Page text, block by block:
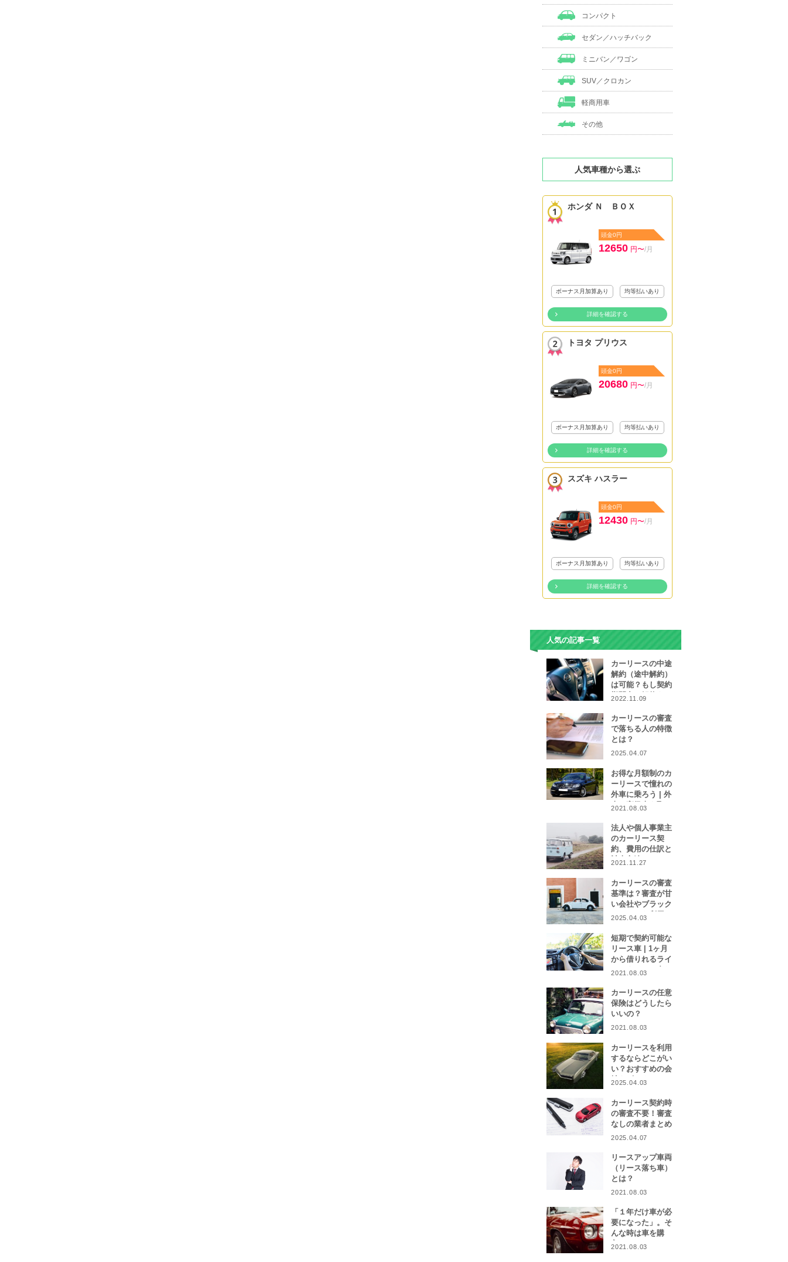
コンパクト
セダン／ハッチバック
ミニバン／ワゴン
SUV／クロカン
軽商用車
その他
人気車種から選ぶ
ホンダ Ｎ ＢＯＸ
頭金0円
12650 円〜/月
ボーナス月加算あり 均等払いあり
詳細を確認する
トヨタ プリウス
頭金0円
20680 円〜/月
ボーナス月加算あり 均等払いあり
詳細を確認する
スズキ ハスラー
頭金0円
12430 円〜/月
ボーナス月加算あり 均等払いあり
詳細を確認する
人気の記事一覧
カーリースの中途
解約（途中解約）
は可能？もし契約
期間中に解約をし
なったら…
2022.11.09
カーリースの審査
で落ちる人の特徴
とは？
2025.04.07
お得な月額制のカ
ーリースで憧れの
外車に乗ろう | 外
車や高級車を取り
者をご紹介！
2021.08.03
法人や個人事業主
のカーリース契
約、費用の仕訳と
計上方法は？
2021.11.27
カーリースの審査
基準は？審査が甘
い会社やブラック
リストでも利用で
2025.04.03
短期で契約可能な
リース車 | 1ヶ月
から借りれるライ
フスタイルに合わ
集
2021.08.03
カーリースの任意
保険はどうしたら
いいの？
2021.08.03
カーリースを利用
するならどこがい
い？おすすめの会
社をピックアッ
2025.04.03
カーリース契約時
の審査不要！審査
なしの業者まとめ
2025.04.07
リースアップ車両
（リース落ち車）
とは？
2021.08.03
「１年だけ車が必
要になった」。そ
んな時は車を購
入？カーリース？
2021.08.03